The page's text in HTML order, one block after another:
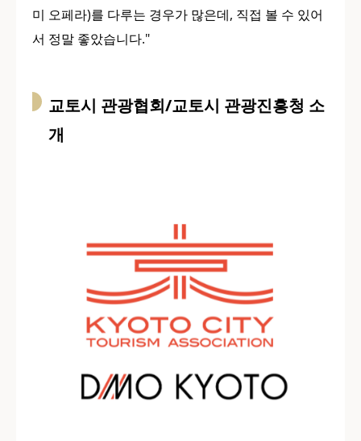
미 오페라)를 다루는 경우가 많은데, 직접 볼 수 있어
서 정말 좋았습니다."
교토시 관광협회/교토시 관광진흥청 소
개